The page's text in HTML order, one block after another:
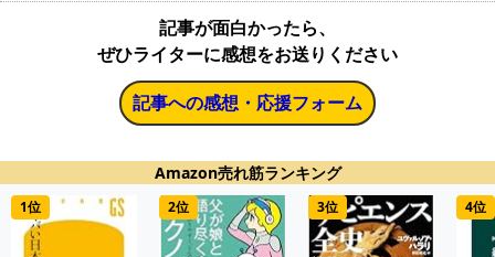
記事が面白かったら、
ぜひライターに感想をお送りください
記事への感想・応援フォーム
Amazon売れ筋ランキング
1位 2位 3位 4位